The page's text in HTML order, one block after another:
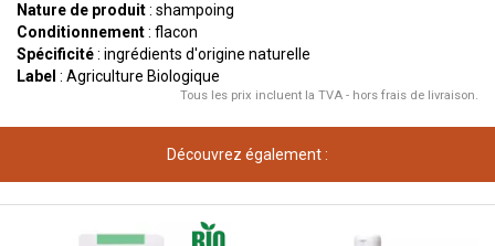
Nature de produit: shampoing
Conditionnement: flacon
Spécificité: ingrédients d'origine naturelle
Label : Agriculture Biologique
Tous les prix incluent la TVA - hors frais de livraison.
Découvrez également :